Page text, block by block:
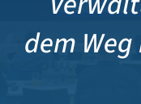
dem